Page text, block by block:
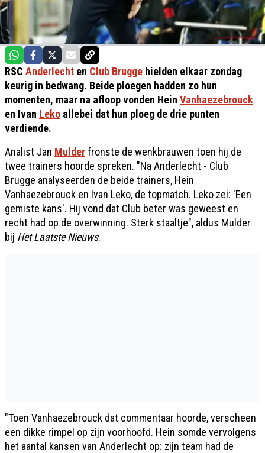
RSC Anderlecht en Club Brugge hielden elkaar zondag
keurig in bedwang. Beide ploegen hadden zo hun
momenten, maar na afloop vonden Hein Vanhaezebrouck
en Ivan Leko allebei dat hun ploeg de drie punten
verdiende.
Analist Jan Mulderfronste de wenkbrauwen toen hij de
twee trainers hoorde spreken. "Na Anderlecht - Club
Brugge analyseerden de beide trainers, Hein
Vanhaezebrouck en Ivan Leko, de topmatch. Leko zei: 'Een
gemiste kans'. Hij vond dat Club beter was geweest en
recht had op de overwinning. Sterk staaltje", aldus Mulder
bij Het Laatste Nieuws.
"Toen Vanhaezebrouck dat commentaar hoorde, verscheen
een dikke rimpel op zijn voorhoofd. Hein somde vervolgens
het aantal kansen van Anderlecht op: zijn team had de